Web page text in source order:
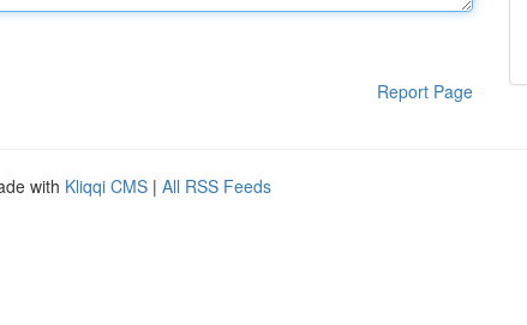
Report Page
with Kliqqi CMS | All RSS Feeds